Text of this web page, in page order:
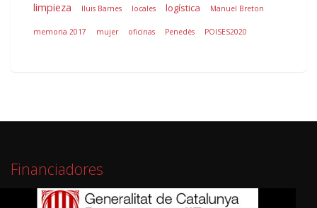
limpieza lluis Barnes locales logística Manuel Breton
memoria 2017 mujer oficinas Penedès POISES2020
Financiadores